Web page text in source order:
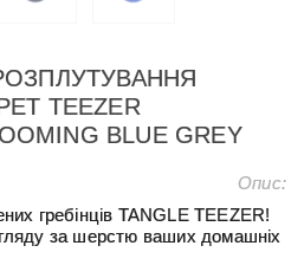
TEEZER
BLUE GREY
Опис:
гребінців TANGLE TEEZER!
за шерстю ваших домашніх